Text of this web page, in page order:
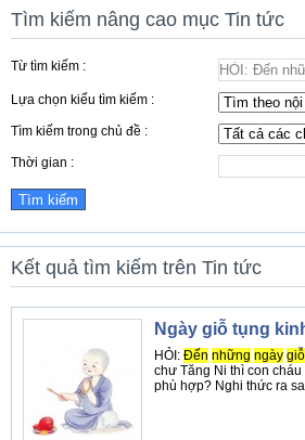
Tìm kiếm nâng cao mục Tin tức
Từ tìm kiếm :
Lựa chọn kiểu tìm kiếm :
Tìm kiếm trong chủ đề :
Thời gian :
Kết quả tìm kiếm trên Tin tức
Ngày giỗ tụng
HỎI: Đến những ngày giỗ
chư Tăng Ni thì con
phù hợp? Nghi thức ra